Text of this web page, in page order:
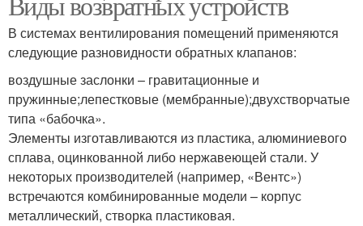
В системах вентилирования помещений применяются
следующие разновидности обратных клапанов:
воздушные заслонки – гравитационные и
пружинные;лепестковые (мембранные);двухстворчатые
типа «бабочка».
Элементы изготавливаются из пластика, алюминиевого
сплава, оцинкованной либо нержавеющей стали. У
некоторых производителей (например, «Вентс»)
встречаются комбинированные модели – корпус
металлический, створка пластиковая.